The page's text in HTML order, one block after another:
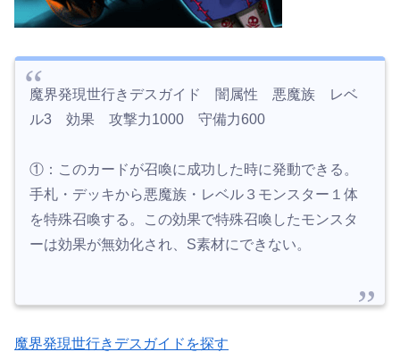
魔界発現世行きデスガイド 闇属性 悪魔族 レベ
ル3 効果 攻撃力1000 守備力600
①：このカードが召喚に成功した時に発動できる。
手札・デッキから悪魔族・レベル３モンスター１体
を特殊召喚する。この効果で特殊召喚したモンスタ
ーは効果が無効化され、S素材にできない。
魔界発現世行きデスガイドを探す